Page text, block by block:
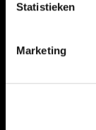
Statistieken
Marketing
NIEUWSBRIEF
DISCLAIMER